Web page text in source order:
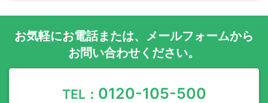
お気軽にお電話または、 メールフォームから
お問い合わせください。
TEL： 0120-105-500